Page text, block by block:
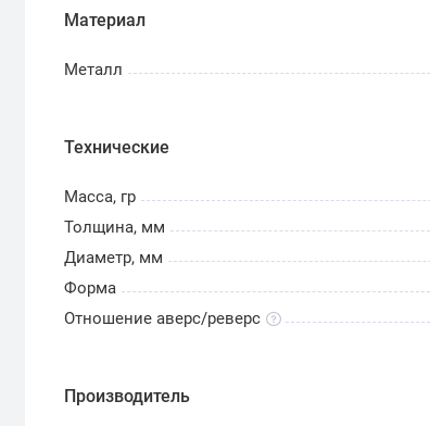
Материал
Металл
Технические
Масса, гр
Толщина, мм
Диаметр, мм
Форма
Отношение аверс/реверс
Производитель